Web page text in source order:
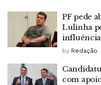
PF pede
Lulinha
influência
by Redação
com